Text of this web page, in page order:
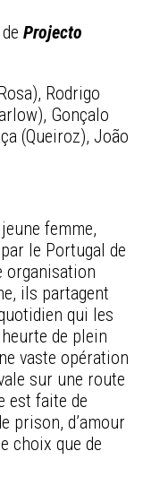
Projecto
Rodrigo
Gonçalo
(Queiroz), João
femme,
le Portugal de
organisation
ils partagent
qui les
de plein
vaste opération
sur une route
est faite de
prison, d’amour
choix que de